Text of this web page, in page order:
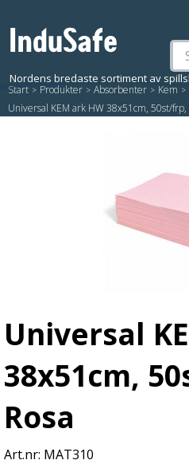
Start / Produkter / Absorbenter / Kem /
Universal KEM ark HW 38x51cm, 50st/frp,
Universal
38x51cm,
Rosa
MAT310